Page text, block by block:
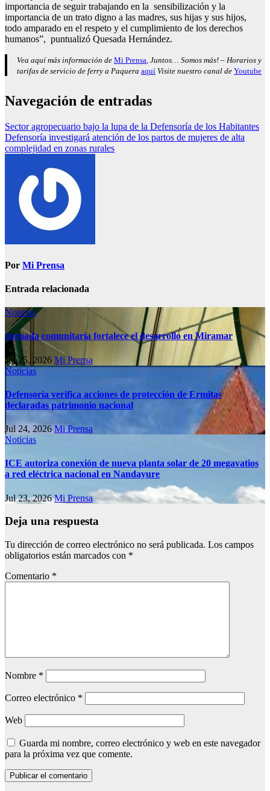
importancia de seguir trabajando en la sensibilización y la
importancia de un trato digno a las madres, sus hijas y sus hijos,
todo amparado en el respeto y el cumplimiento de los derechos
humanos”, puntualizó Quesada Hernández.
Vea aquí más información de Mi Prensa, Juntos… Somos más! – Horarios y
tarifas de servicio de ferry a Paquera aquí Visite nuestro canal de Youtube
Navegación de entradas
Sector agropecuario bajo la lupa de la Defensoría de los Habitantes
Defensoría investigará atención de los partos de mujeres de alta
complejidad en zonas rurales
Por Mi Prensa
Entrada relacionada
Noticias
Jornada comunitaria fortalece el desarrollo en Miramar
Jul 25, 2026 Mi Prensa
Noticias
Defensoría verifica acciones de protección de Ermitas
declaradas patrimonio nacional
Jul 24, 2026Mi Prensa
Noticias
ICE autoriza conexión de nueva planta solar de 20 megavatios
a red eléctrica nacional en Nandayure
Jul 23, 2026Mi Prensa
Deja una respuesta
Tu dirección de correo electrónico no será publicada. Los campos
obligatorios están marcados con *
Comentario *
Nombre *
Correo electrónico *
Web
Guarda mi nombre, correo electrónico y web en este navegador
para la próxima vez que comente.